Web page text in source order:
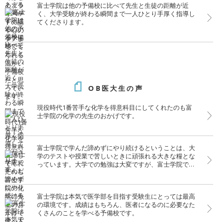
富士学院は他の予備校に比べて先生と生徒の距離が近
く、大学受験が終わる瞬間まで一人ひとり手厚く指導し
てくださります。
OB医大生の声
現役時代1番苦手な化学を得意科目にしてくれたのも富
士学院の化学の先生のおかげです。
富士学院で学んだ諦めずにやり続けるということは、大
学のテストや授業で苦しいときに頑張れる大きな糧とな
っています。大学での勉強は大変ですが、富士学院での
富士学院は本気で医学部を目指す受験生にとっては最高
の環境です。成績はもちろん、医者になるのに必要なた
くさんのことを学べる予備校です。